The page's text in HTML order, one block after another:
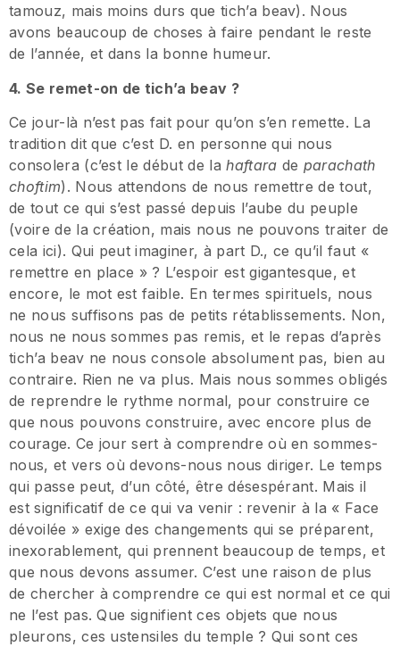
tamouz, mais moins durs que tich’a beav). Nous
avons beaucoup de choses à faire pendant le reste
de l’année, et dans la bonne humeur.
4. Se remet-on de tich’a beav ?
Ce jour-là n’est pas fait pour qu’on s’en remette. La
tradition dit que c’est D. en personne qui nous
consolera (c’est le début de lahaftara de parachath
choftim). Nous attendons de nous remettre de tout,
de tout ce qui s’est passé depuis l’aube du peuple
(voire de la création, mais nous ne pouvons traiter de
cela ici). Qui peut imaginer, à part D., ce qu’il faut «
remettre en place » ? L’espoir est gigantesque, et
encore, le mot est faible. En termes spirituels, nous
ne nous suffisons pas de petits rétablissements. Non,
nous ne nous sommes pas remis, et le repas d’après
tich’a beav ne nous console absolument pas, bien au
contraire. Rien ne va plus. Mais nous sommes obligés
de reprendre le rythme normal, pour construire ce
que nous pouvons construire, avec encore plus de
courage. Ce jour sert à comprendre où en sommes-
nous, et vers où devons-nous nous diriger. Le temps
qui passe peut, d’un côté, être désespérant. Mais il
est significatif de ce qui va venir : revenir à la « Face
dévoilée » exige des changements qui se préparent,
inexorablement, qui prennent beaucoup de temps, et
que nous devons assumer. C’est une raison de plus
de chercher à comprendre ce qui est normal et ce qui
ne l’est pas. Que signifient ces objets que nous
pleurons, ces ustensiles du temple ? Qui sont ces